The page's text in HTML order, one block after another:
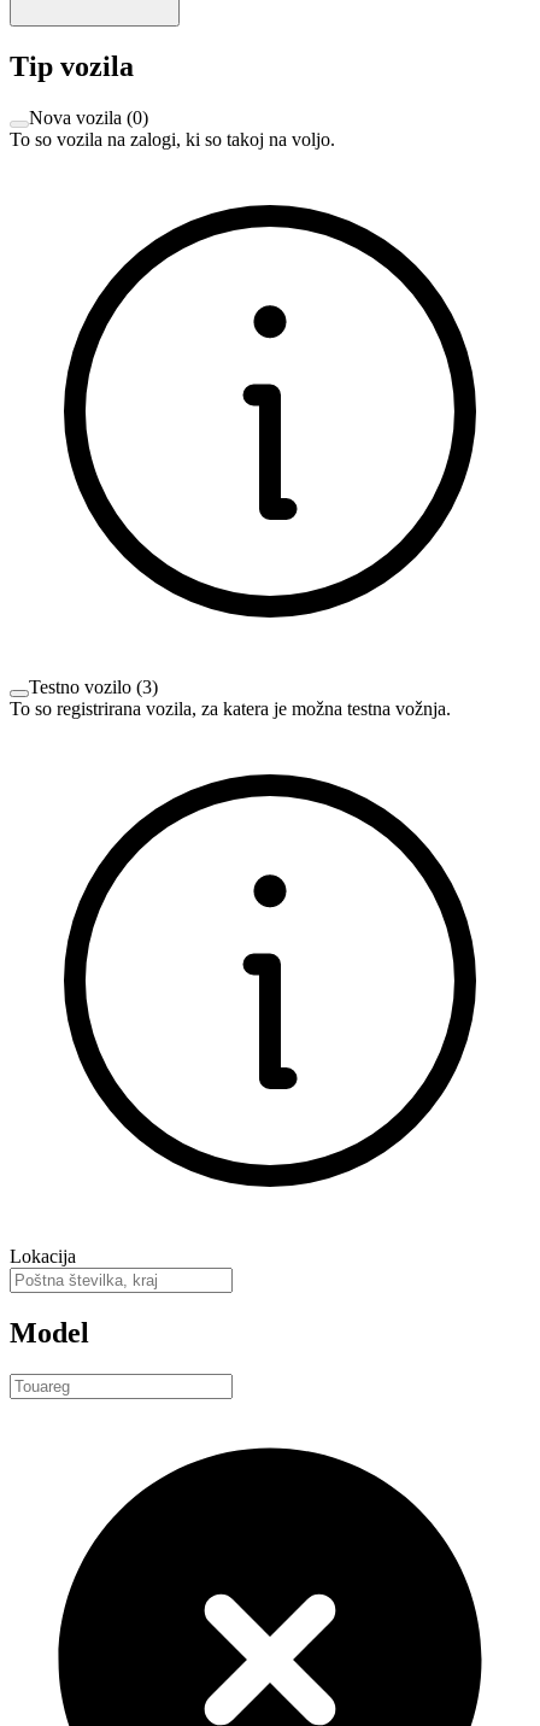
Tip vozila
Nova vozila (0)
To so vozila na zalogi, ki so takoj na voljo.
Testno vozilo (3)
To so registrirana vozila, za katera je možna testna vožnja.
Lokacija
Model